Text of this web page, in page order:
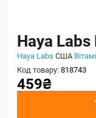
Haya
Haya Labs США
Код товару:818743
459₴